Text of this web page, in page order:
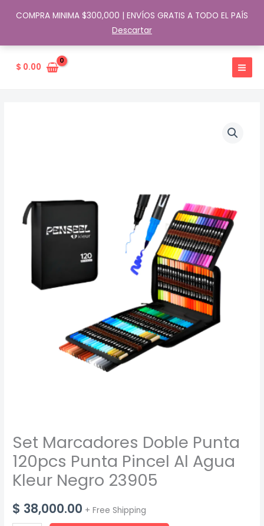
COMPRA MINIMA $300,000 | ENVÍOS GRATIS A TODO EL PAÍS
Descartar
$ 0.00
Set Marcadores Doble Punta
120pcs Punta Pincel Al Agua
Kleur Negro 23905
$ 38,000.00 + Free Shipping